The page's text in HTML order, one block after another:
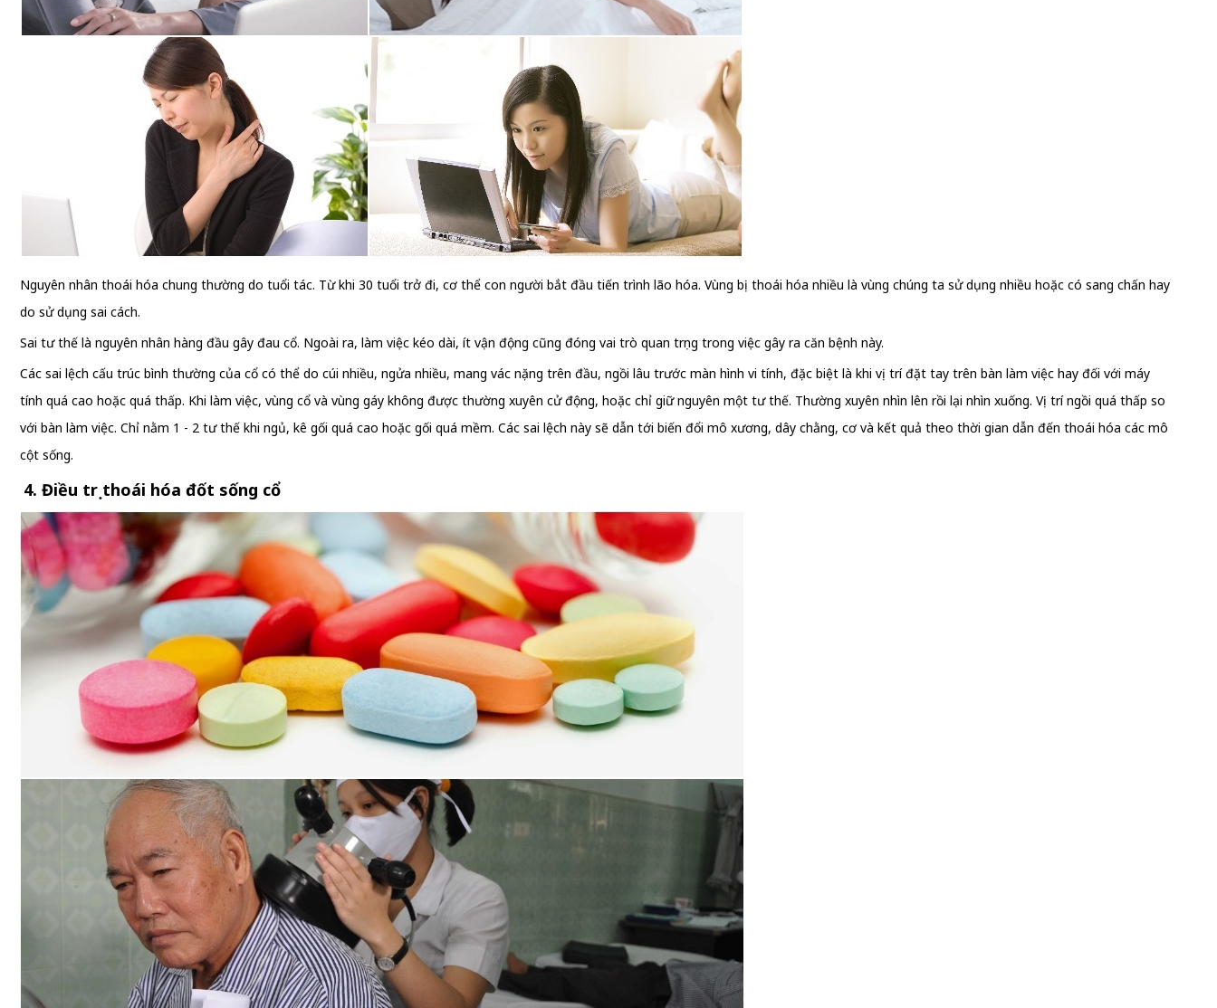
Nguyên nhân thoái hóa chung thường do tuổi tác. Từ khi 30 tuổi trở đi, cơ thể con người bắt đầu tiến trình lão hóa. Vùng bị thoái hóa nhiều là vùng chúng ta sử dụng nhiều hoặc có sang chấn hay
do sử dụng sai cách.
Sai tư thế là nguyên nhân hàng đầu gây đau cổ. Ngoài ra, làm việc kéo dài, ít vận động cũng đóng vai trò quan trọng trong việc gây ra căn bệnh này.
Các sai lệch cấu trúc bình thường của cổ có thể do cúi nhiều, ngửa nhiều, mang vác nặng trên đầu, ngồi lâu trước màn hình vi tính, đặc biệt là khi vị trí đặt tay trên bàn làm việc hay đối với máy
tính quá cao hoặc quá thấp. Khi làm việc, vùng cổ và vùng gáy không được thường xuyên cử động, hoặc chỉ giữ nguyên một tư thế. Thường xuyên nhìn lên rồi lại nhìn xuống. Vị trí ngồi quá thấp so
với bàn làm việc. Chỉ nằm 1 - 2 tư thế khi ngủ, kê gối quá cao hoặc gối quá mềm. Các sai lệch này sẽ dẫn tới biến đổi mô xương, dây chằng, cơ và kết quả theo thời gian dẫn đến thoái hóa các mô
cột sống.
4. Điều trị thoái hóa đốt sống cổ